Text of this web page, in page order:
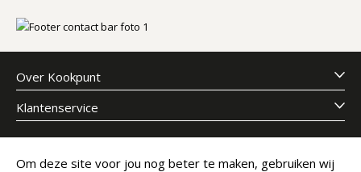
Over Kookpunt
Klantenservice
Meld je aan voor onze nieuwsbrief
Om deze site voor jou nog beter te maken, gebruiken wij